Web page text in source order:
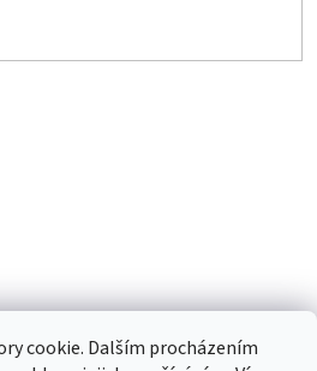
cookie. Dalším procházením